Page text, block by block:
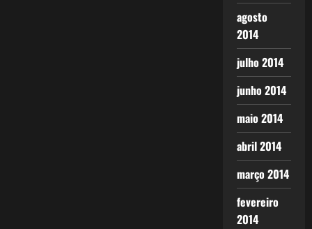
agosto
2014
julho 2014
junho 2014
maio 2014
abril 2014
março 2014
fevereiro
2014